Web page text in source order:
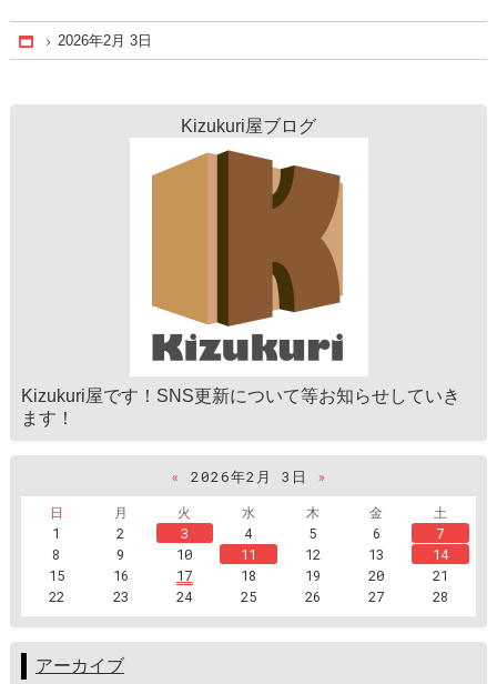
Home
2026年2月 3日
Kizukuri屋ブログ
Kizukuri屋です！SNS更新について等お知らせしていき
ます！
« 2026年2月 3日
»
日
月 火 水 木 金
土
1
2 3 4 5 6
7
8
9 10 11 12 13
14
15
16 17 18 19 20
21
22
23 24 25 26 27 28
アーカイブ